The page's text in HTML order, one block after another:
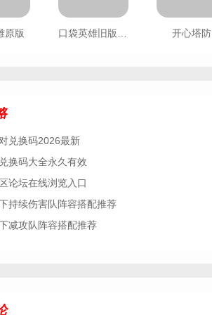
原版 开心塔防
兑换码2026最新
换码大全永久有效
论坛在线浏览入口
持续伤害队阵容搭配推荐
减攻队阵容搭配推荐